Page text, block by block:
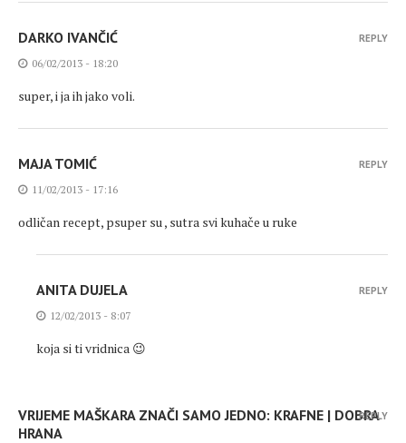
DARKO IVANČIĆ
06/02/2013 - 18:20
super, i ja ih jako voli.
REPLY
MAJA TOMIĆ
11/02/2013 - 17:16
odličan recept, psuper su , sutra svi kuhače u ruke
REPLY
ANITA DUJELA
12/02/2013 - 8:07
koja si ti vridnica 😉
REPLY
VRIJEME MAŠKARA ZNAČI SAMO JEDNO: KRAFNE | DOBRA
HRANA
REPLY